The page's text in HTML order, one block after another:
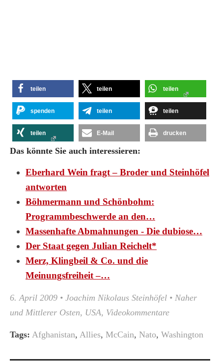
teilen teilen teilen
spenden teilen teilen
teilen E-Mail drucken
Das könnte Sie auch interessieren:
Eberhard Wein fragt – Broder und Steinhöfel
antworten
Böhmermann und Schönbohm:
Programmbeschwerde an den…
Massenhafte Abmahnungen - Die dubiose…
Der Staat gegen Julian Reichelt*
Merz, Klingbeil & Co. und die
Meinungsfreiheit –…
6. April 2009 • Joachim Nikolaus Steinhöfel • Naher
und Mittlerer Osten, USA, Videokommentare
Tags: Afghanistan, Allies, McCain, Nato, Washington